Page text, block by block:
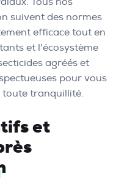
suivent des normes
efficace tout en
et l'écosystème
agréés et
pour vous
toute tranquillité.
et